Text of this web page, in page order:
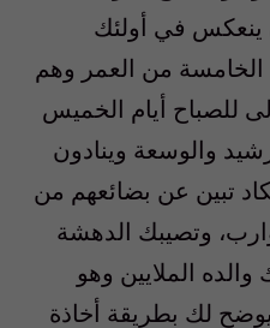
ينعكس في أولئك
الخامسة من العمر وهم
للصباح أيام الخميس
والوسعة وينادون
تبين عن بضائعهم من
وتصيبك الدهشة
الملايين وهو
لك بطريقة أخاذة